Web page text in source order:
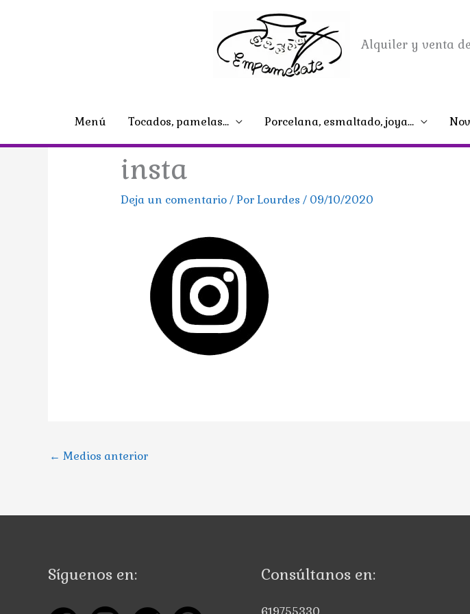
Alquiler y venta de
Menú Tocados, pamelas… Porcelana, esmaltado, joya…
insta
Deja un comentario / PorLourdes/ 09/10/2020
← Medios anterior
Síguenos en: Consúltanos en: